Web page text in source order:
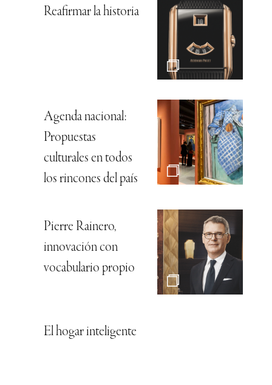
Reafirmar la historia
Agenda nacional:
Propuestas
culturales en todos
los rincones del país
Pierre Rainero,
innovación con
vocabulario propio
El hogar inteligente